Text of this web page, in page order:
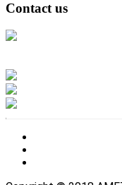
Contact us